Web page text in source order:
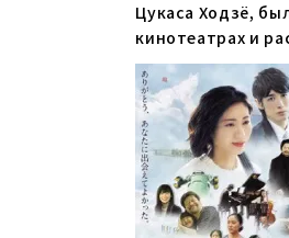
Цукаса Ходзё,
кинотеатрах и